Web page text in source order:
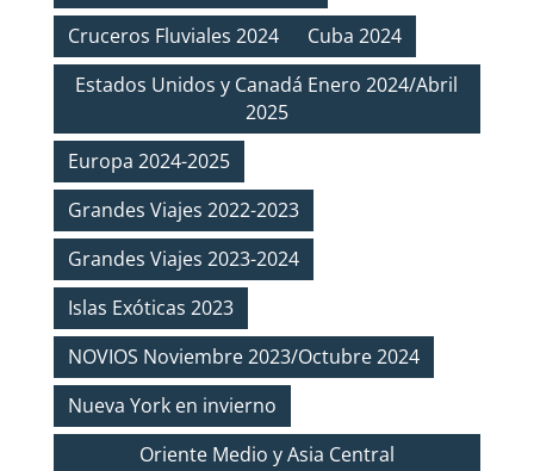
Cruceros Fluviales 2024
Cuba 2024
Estados Unidos y Canadá Enero 2024/Abril
2025
Europa 2024-2025
Grandes Viajes 2022-2023
Grandes Viajes 2023-2024
Islas Exóticas 2023
NOVIOS Noviembre 2023/Octubre 2024
Nueva York en invierno
Oriente Medio y Asia Central